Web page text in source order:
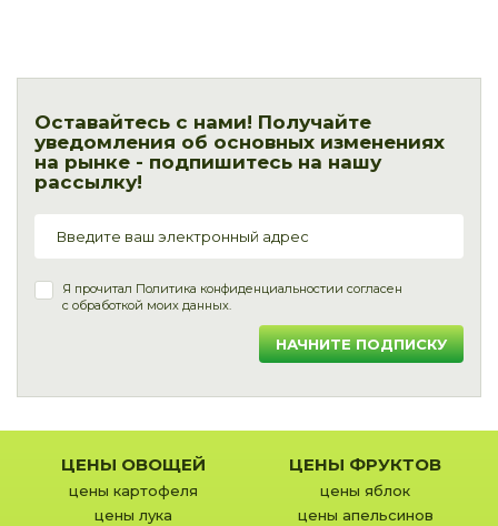
Оставайтесь с нами! Получайте
уведомления об основных изменениях
на рынке - подпишитесь на нашу
рассылку!
Я прочитал Политика конфиденциальностии согласен
с обработкой моих данных.
НАЧНИТЕ ПОДПИСКУ
ЦЕНЫ ОВОЩЕЙ
цены картофеля
цены лука
ЦЕНЫ ФРУКТОВ
цены яблок
цены апельсинов